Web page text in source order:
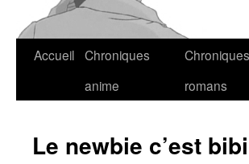
Accueil Chroniques
anime
romans
Le newbie c’est bibi